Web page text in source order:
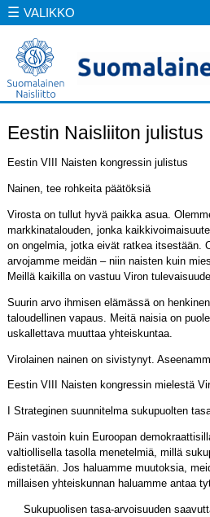
☰ VALIKKO
Eestin Naisliiton julistus
Eestin VIII Naisten kongressin julistus
Nainen, tee rohkeita päätöksiä
Virosta on tullut hyvä paikka asua.
markkinatalouden, jonka
on ongelmia, jotka eivät ratkea itsestään.
arvojamme meidän – niin naisten kuin
Meillä kaikilla on vastuu Viron
Suurin arvo ihmisen elämässä on
taloudellinen vapaus. Meitä naisia on
uskallettava muuttaa yhteiskuntaa.
Virolainen nainen on sivistynyt.
Eestin VIII Naisten kongressin mielestä
I Strateginen suunnitelma sukupuolten
Päin vastoin kuin Euroopan
valtiollisella tasolla menetelmiä, millä
edistetään. Jos haluamme muutoksia,
millaisen yhteiskunnan haluamme antaa
Sukupuolisen tasa-arvoisuuden